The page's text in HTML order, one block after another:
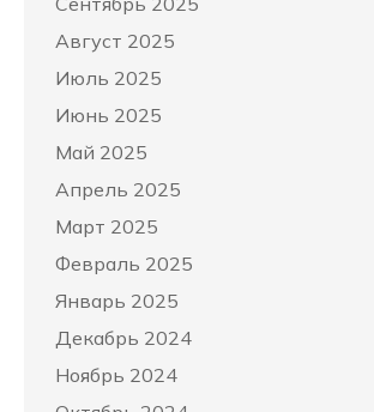
Август 2025
Июль 2025
Июнь 2025
Май 2025
Апрель 2025
Март 2025
Февраль 2025
Январь 2025
Декабрь 2024
Ноябрь 2024